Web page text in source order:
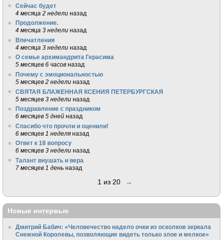
Сейчас будет
4 месяца 2 недели назад
Продолжение.
4 месяца 3 недели назад
Впечатления
4 месяца 3 недели назад
О семье архимандрита Герасима
5 месяцев 6 часов назад
Почему с эмоциональностью
5 месяцев 2 недели назад
СВЯТАЯ БЛАЖЕННАЯ КСЕНИЯ ПЕТЕРБУРГСКАЯ
5 месяцев 3 недели назад
Поздравление с праздником
6 месяцев 5 дней назад
Спасибо что прочли и оценили!
6 месяцев 1 неделя назад
Ответ к 18 вопросу
6 месяцев 3 недели назад
Талант внушать и вера
7 месяцев 1 день назад
1 из 20 →
Новые интервью
Дмитрий Бабич: «Человечество надело очки из осколков зеркала
Снежной Королевы, позволяющие видеть только злое и мелкое»